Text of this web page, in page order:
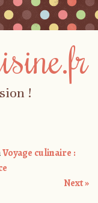
!
Voyage culinaire :
Next »